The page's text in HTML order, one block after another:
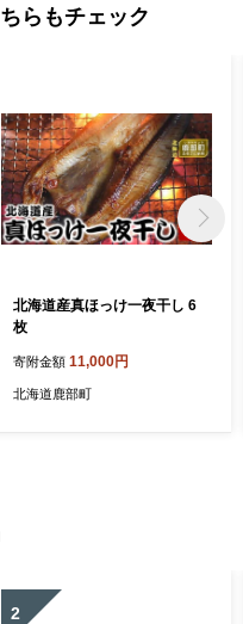
ールの配信やパンフレッ
らもチェック
北海道産真ほっけ一夜干し 6
枚
寄附金額 11,000円
北海道鹿部町
2